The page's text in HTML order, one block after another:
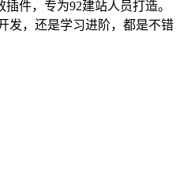
件，专为92建站人员打造。
发，还是学习进阶，都是不错